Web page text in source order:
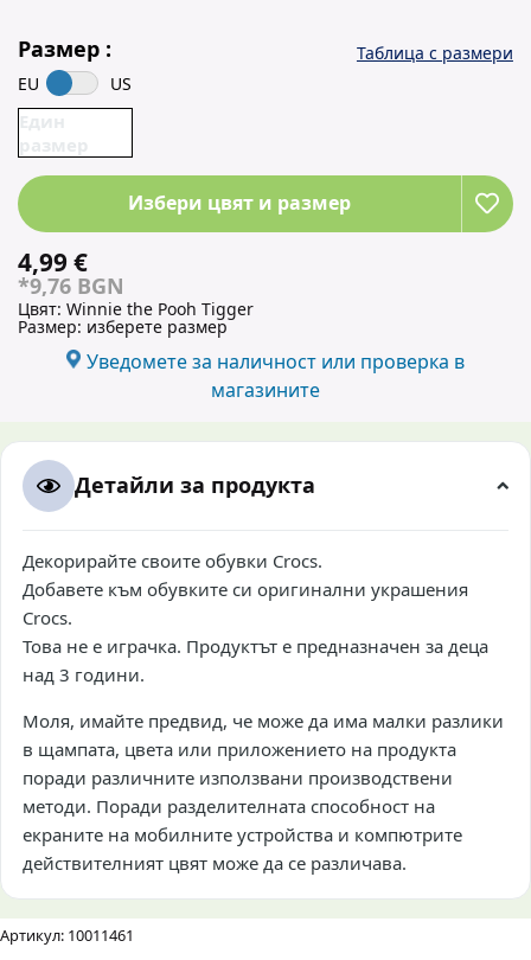
Размер :
EU US
Таблица с размери
Един
размер
Избери цвят и размер
4,99 €
*9,76 BGN
Цвят: Winnie the Pooh Tigger
Размер: изберете размер
Уведомете за наличност или проверка в
магазините
Детайли за продукта
Декорирайте своите обувки Crocs.
Добавете към обувките си оригинални украшения
Crocs.
Това не е играчка. Продуктът е предназначен за деца
над 3 години.
Моля, имайте предвид, че може да има малки разлики
в щампата, цвета или приложението на продукта
поради различните използвани производствени
методи. Поради разделителната способност на
екраните на мобилните устройства и компютрите
действителният цвят може да се различава.
Артикул: 10011461